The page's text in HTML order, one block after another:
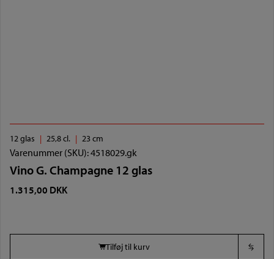
12 glas 25,8 cl. 23 cm
Varenummer (SKU):4518029.gk
Vino G. Champagne 12 glas
1.315,00 DKK
Tilføj til kurv